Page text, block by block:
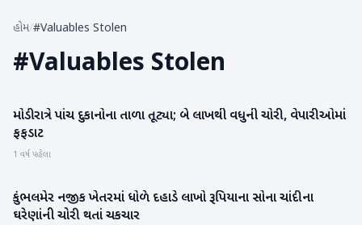
હોમ/#Valuables Stolen
#Valuables Stolen
બનાસકાંઠા
મોડી રાત્રે પાંચ દુકાનોના તાળા તૂટ્યા; બે લાખથી વધુની ચોરી, વેપારીઓમાં
ફફડાટ
1 વર્ષ પહેલા
બનાસકાંઠા
કુંભલમેર નજીક ખેતરમાં ધોળે દહાડે લાખો રૂપિયાના સોના ચાંદીના
ઘરેણાંની ચોરી થતાં ચકચાર